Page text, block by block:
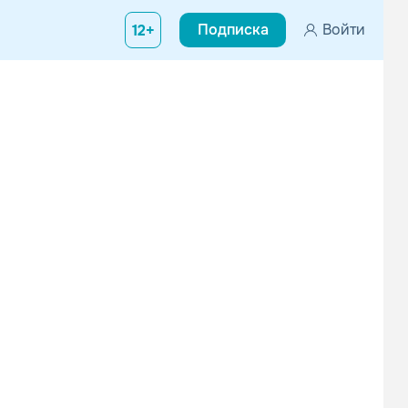
12+ Подписка Войти
США. Распались в 1995 году, но снова